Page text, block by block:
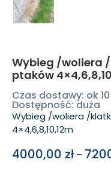
Wybieg /woliera
ptaków
Czas dostawy: ok
Dostępność: duża
Wybieg /woliera /
4×4,6,8,10,12m
4000,00 zł –